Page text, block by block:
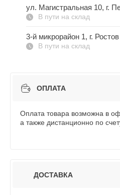
ул. Магистральная 10, г.
В пути на склад
3-й микрорайон 1, г.
В пути на склад
ОПЛАТА
Оплата товара возможна в
а также дистанционно по
ДОСТАВКА